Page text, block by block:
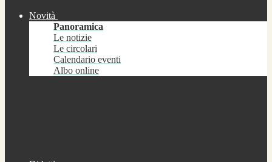
Novità
Panoramica
Le notizie
Le circolari
Calendario eventi
Albo online